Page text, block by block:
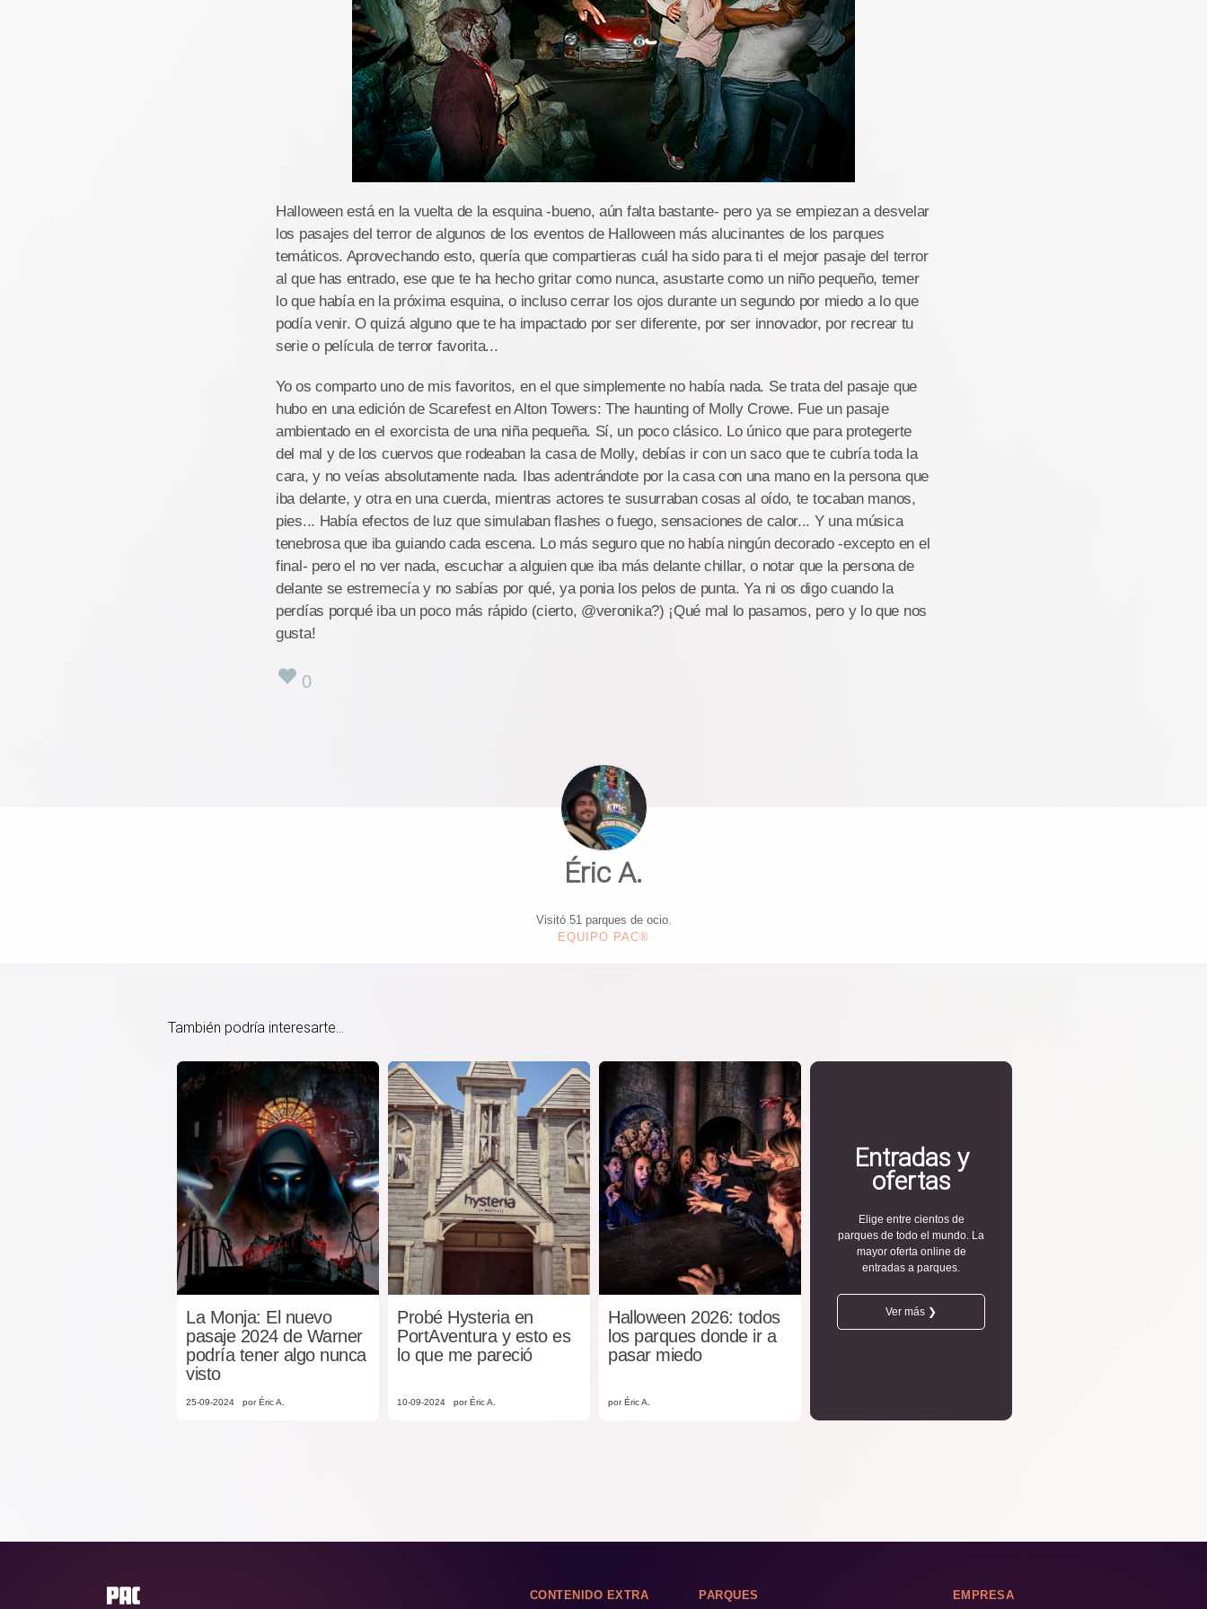
Halloween está en la vuelta de la esquina -bueno, aún falta bastante- pero ya se empiezan a desvelar
los pasajes del terror de algunos de los eventos de Halloween más alucinantes de los parques
temáticos. Aprovechando esto, quería que compartieras cuál ha sido para ti el mejor pasaje del terror
al que has entrado, ese que te ha hecho gritar como nunca, asustarte como un niño pequeño, temer
lo que había en la próxima esquina, o incluso cerrar los ojos durante un segundo por miedo a lo que
podía venir. O quizá alguno que te ha impactado por ser diferente, por ser innovador, por recrear tu
serie o película de terror favorita...
Yo os comparto uno de mis favoritos, en el que simplemente no había nada. Se trata del pasaje que
hubo en una edición de Scarefest en Alton Towers: The haunting of Molly Crowe. Fue un pasaje
ambientado en el exorcista de una niña pequeña. Sí, un poco clásico. Lo único que para protegerte
del mal y de los cuervos que rodeaban la casa de Molly, debías ir con un saco que te cubría toda la
cara, y no veías absolutamente nada. Ibas adentrándote por la casa con una mano en la persona que
iba delante, y otra en una cuerda, mientras actores te susurraban cosas al oído, te tocaban manos,
pies... Había efectos de luz que simulaban flashes o fuego, sensaciones de calor... Y una música
tenebrosa que iba guiando cada escena. Lo más seguro que no había ningún decorado -excepto en el
final- pero el no ver nada, escuchar a alguien que iba más delante chillar, o notar que la persona de
delante se estremecía y no sabías por qué, ya ponia los pelos de punta. Ya ni os digo cuando la
perdías porqué iba un poco más rápido (cierto, @veronika?) ¡Qué mal lo pasamos, pero y lo que nos
gusta!
0
Éric A.
Visitó 51 parques de ocio.
EQUIPO PAC®
También podría interesarte...
La Monja: El nuevo
pasaje 2024 de Warner
podría tener algo nunca
visto
25-09-2024 por Éric A.
Probé Hysteria en
PortAventura y esto es
lo que me pareció
10-09-2024 por Éric A.
Halloween 2026: todos
los parques donde ir a
pasar miedo
por Éric A.
Entradas y
ofertas
Elige entre cientos de
parques de todo el mundo. La
mayor oferta online de
entradas a parques.
Ver más ❯
CONTENIDO EXTRA PARQUES EMPRESA